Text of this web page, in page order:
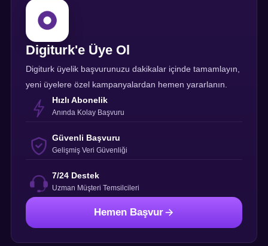
Digiturk'e Üye Ol
Digiturk üyelik başvurunuzu dakikalar içinde tamamlayın,
yeni üyelere özel kampanyalardan hemen yararlanın.
Hızlı Abonelik
Anında Kolay Başvuru
Güvenli Başvuru
Gelişmiş Veri Güvenliği
7/24 Destek
Uzman Müşteri Temsilcileri
Hemen Başvur